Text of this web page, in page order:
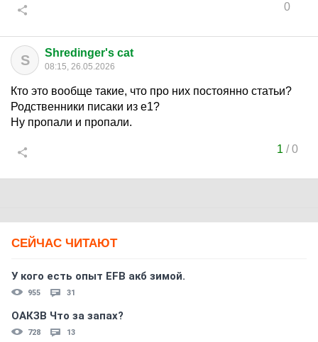
0
S Shredinger's cat
08:15, 26.05.2026
Кто это вообще такие, что про них постоянно статьи?
Родственники писаки из е1?
Ну пропали и пропали.
1 /0
СЕЙЧАС ЧИТАЮТ
У кого есть опыт EFB акб зимой.
955 31
ОАКЗВ Что за запах?
728 13